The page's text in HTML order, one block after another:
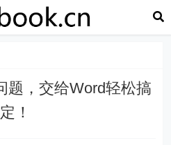
题，交给Word轻松搞
定！